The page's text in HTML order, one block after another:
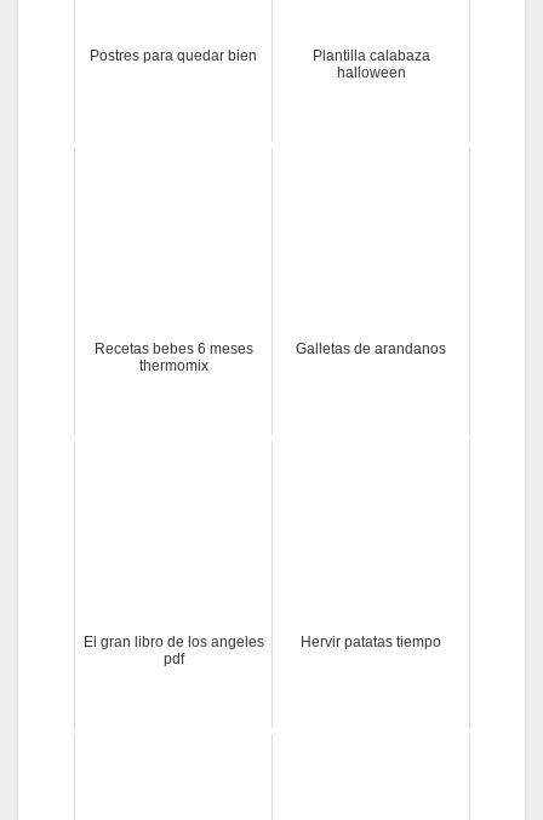
Postres para quedar bien
Plantilla calabaza
halloween
Recetas bebes 6 meses
thermomix
Galletas de arandanos
El gran libro de los angeles
pdf
Hervir patatas tiempo